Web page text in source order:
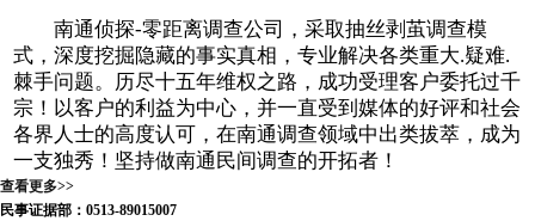
南通侦探-零距离调查公司，采取抽丝剥茧调查模
式，深度挖掘隐藏的事实真相，专业解决各类重大.疑难.
棘手问题。历尽十五年维权之路，成功受理客户委托过千
宗！以客户的利益为中心，并一直受到媒体的好评和社会
各界人士的高度认可，在南通调查领域中出类拔萃，成为
一支独秀！坚持做南通民间调查的开拓者！
查看更多>>
民事证据部：0513-89015007